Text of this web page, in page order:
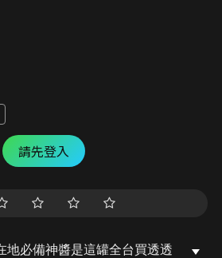
請先登入
地必備神醬是這罐全台買透透